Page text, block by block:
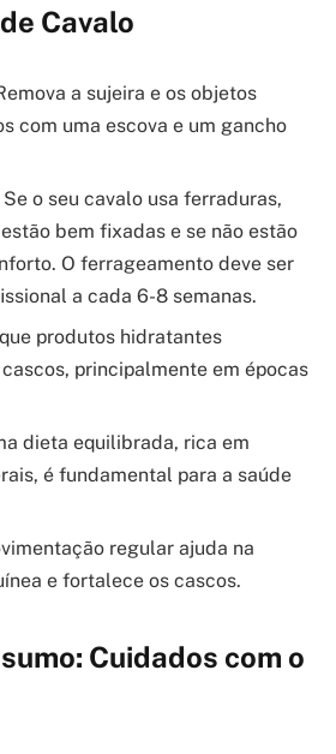
Cavalo
a sujeira e os objetos
com uma escova e um gancho
Se o seu cavalo usa ferraduras,
bem fixadas e se não estão
O ferrageamento deve ser
a cada 6-8 semanas.
produtos hidratantes
principalmente em épocas
dieta equilibrada, rica em
é fundamental para a saúde
regular ajuda na
e fortalece os cascos.
Cuidados com o